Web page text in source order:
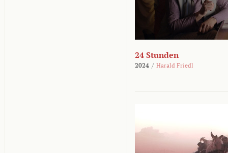
24 Stunden
2024 / Harald Friedl